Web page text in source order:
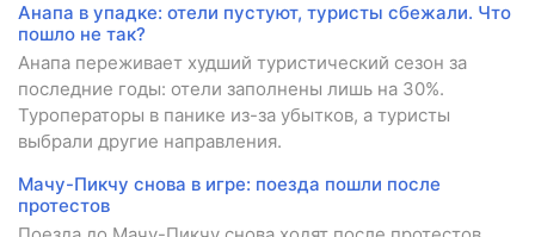
Анапа в упадке: отели пустуют, туристы сбежали. Что
пошло не так?
Анапа переживает худший туристический сезон за
последние годы: отели заполнены лишь на 30%.
Туроператоры в панике из-за убытков, а туристы
выбрали другие направления.
Мачу-Пикчу снова в игре: поезда пошли после
протестов